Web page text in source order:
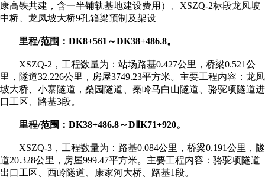
康高铁共建，含一半铺轨基地建设费用）、XSZQ-2标段龙凤坡
中桥、龙凤坡大桥9孔箱梁预制及架设
里程/范围：DK8+561～DK38+486.8。
XSZQ-2，工程数量为：站场路基0.427公里，桥梁0.521公
里，隧道32.226公里，房屋3749.23平方米。主要工程内容：龙凤
坡大桥、小寨隧道，桑园隧道、秦岭马白山隧道、骆驼项隧道进
口工区、路基3段。
里程/范围：DK38+486.8～DⅡK71+920。
XSZQ-3，工程数量为：路基0.084公里，桥梁0.191公里，隧
道20.328公里，房屋999.47平方米。主要工程内容：骆驼项隧道
出口工区、西岭隧道、康家河大桥、路基1段。